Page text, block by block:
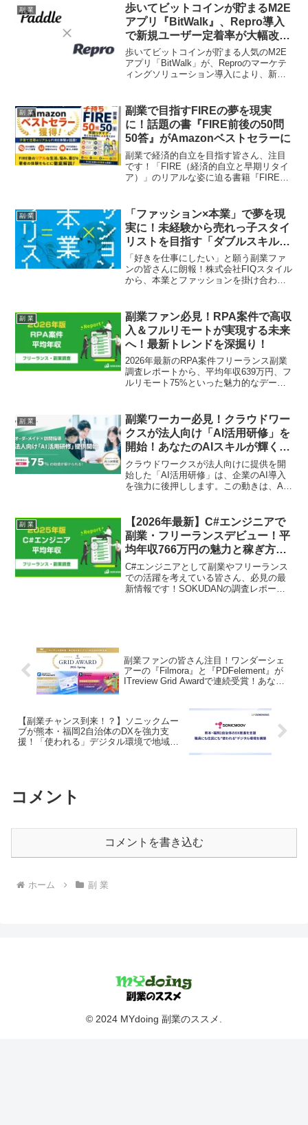
副 業
歩いてビットコインが貯まるM2E
アプリ『BitWalk』、Repro導入
で新規ユーザー定着率が大幅改
善！副業の夢が広がる最新事例に
注目！
歩いてビットコインが貯まる人気のM2E
アプリ「BitWalk」が、Reproのマーケテ
ィングソリューション導入により、新規
タドリブンな改善で副業の可能性を広げ
るこの成功事例は、ファン必見です！
副 業
副業で目指すFIREの夢を現実
に！話題の書『FIRE前後の50問
50答』がAmazonベストセラーに
副業で経済的自立を目指す皆さん、注目
です！「FIRE（経済的自立と早期リタイ
ア）」のリアルな姿に迫る書籍『FIRE前
形成のノウハウだけでなく、FIRE後の生
活や家族との両立、税金といった具体的
な疑問に答えるQ&A形式で、あなたの
FIRE推し活を強力にサポートします！
副 業
「ファッション×本業」で夢を現
実に！未経験から売れっ子スタイ
リストを目指す「ダブルスキル」
の新常識がついに書籍化！
「好きを仕事にしたい」と願う副業ファ
ンの皆さんに朗報！株式会社FIQスタイル
から、本業とファッションを掛け合わ
新刊『ファッション×本業＝売れっ子スタ
イリストになる！』が2026年2月26日に
発売されました。会社に依存しない、自
分らしいキャリアを築くための具体的な
ロードマップが、今、あなたの手に！
副 業
副業ファン必見！RPA案件で高収
入＆フルリモートが実現する未来
へ！最新トレンドを深掘り！
2026年最新のRPA案件フリーランス副業
調査レポートから、平均年収639万円、フ
ルリモート75%といった魅力的なデータ
「推しポイント」を深掘りします。新し
い働き方に挑戦したい副業ファンは必見
です！
副 業
副業ワーカー必見！クラウドワー
クスが法人向け「AI活用研修」を
開始！あなたのAIスキルが輝く未
来がやってくる！
クラウドワークスが法人向けに提供を開
始した「AI活用研修」は、企業のAI導入
を強力に後押しします。この動きは、AI
ます。オーダーメイドの研修内容や助成
金制度、そして2026年7月正式リリース予
定の「AIクラウドワークス」にも注目
し、これからの副業の「推し」ポイント
を探ります！
副 業
【2026年最新】C#エンジニアで
副業・フリーランスデビュー！平
均年収766万円の魅力と稼ぎ方徹
底解説
C#エンジニアとして副業やフリーランス
での活躍を考えている皆さん、必見の最
新情報です！SOKUDANの調査レポート
レンドを詳しくご紹介します。
副業ファンの皆さん注目！ワンダーシェ
アーの『Filmora』と『PDFelement』が
ITreview Grid Awardで連続受賞！あなた
【副業チャンス到来！？】ソニックムー
ブが熊本・福岡2自治体のDXを強力支
援！「使われる」デジタル環境で地域を
コメント
コメントを書き込む
ホーム 副 業
© 2024 MYdoing 副業のススメ.